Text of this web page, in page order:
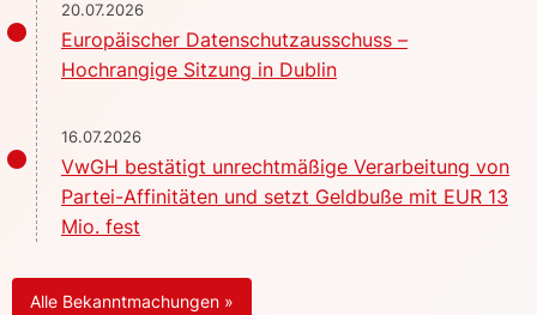
20.07.2026
Europäischer Datenschutzausschuss –
Hochrangige Sitzung in Dublin
16.07.2026
VwGH bestätigt unrechtmäßige Verarbeitung von
Partei-Affinitäten und setzt Geldbuße mit EUR 13
Mio. fest
Alle Bekanntmachungen »